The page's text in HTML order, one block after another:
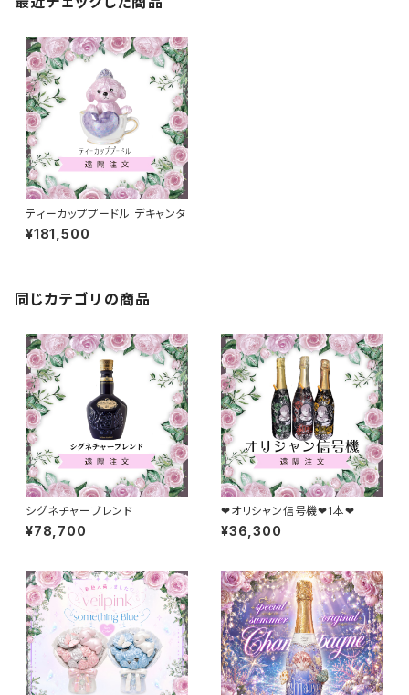
ティーカッププードル デキャンタ
¥181,500
同じカテゴリの商品
シグネチャーブレンド
¥78,700
❤︎オリシャン信号機❤︎1本❤︎
¥36,300